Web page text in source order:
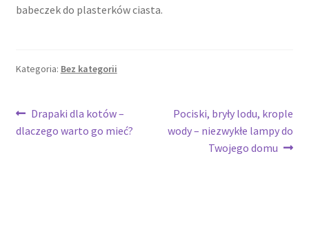
babeczek do plasterków ciasta.
Kategoria: Bez kategorii
Nawigacja
wpisu
Poprzedni
wpis:
Drapaki dla kotów –
dlaczego warto go mieć?
Następny
wpis:
Pociski, bryły lodu, krople
wody – niezwykłe lampy do
Twojego domu